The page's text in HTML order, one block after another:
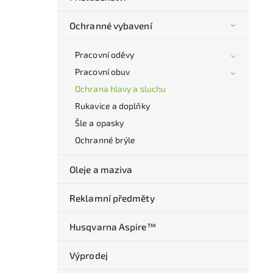
Ochranné vybavení
Pracovní oděvy
Pracovní obuv
Ochrana hlavy a sluchu
Rukavice a doplňky
Šle a opasky
Ochranné brýle
Oleje a maziva
Reklamní předměty
Husqvarna Aspire™
Výprodej